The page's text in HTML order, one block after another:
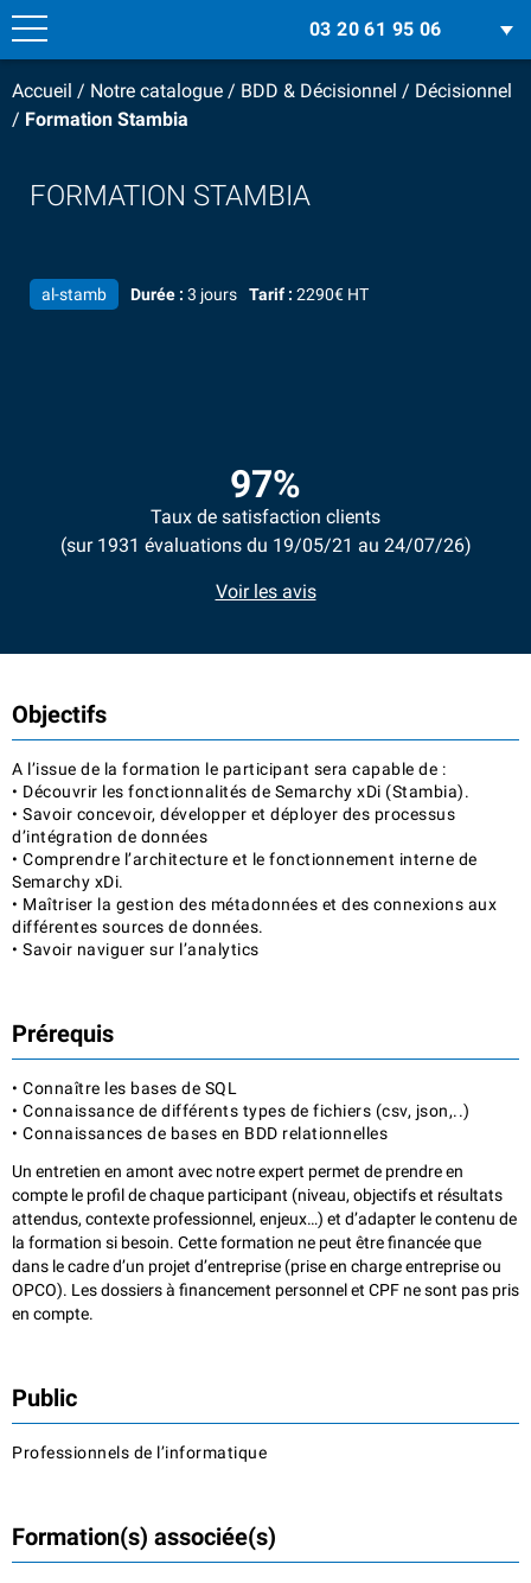
03 20 61 95 06
Accueil / Notre catalogue / BDD & Décisionnel / Décisionnel
/ Formation Stambia
FORMATION STAMBIA
al-stamb Durée : 3 jours Tarif : 2290€ HT
97%
Taux de satisfaction clients
(sur 1931 évaluations du 19/05/21 au 24/07/26)
Voir les avis
Objectifs
A l’issue de la formation le participant sera capable de :
• Découvrir les fonctionnalités de Semarchy xDi (Stambia).
• Savoir concevoir, développer et déployer des processus
d’intégration de données
• Comprendre l’architecture et le fonctionnement interne de
Semarchy xDi.
• Maîtriser la gestion des métadonnées et des connexions aux
différentes sources de données.
• Savoir naviguer sur l’analytics
Prérequis
• Connaître les bases de SQL
• Connaissance de différents types de fichiers (csv, json,..)
• Connaissances de bases en BDD relationnelles
Un entretien en amont avec notre expert permet de prendre en
compte le profil de chaque participant (niveau, objectifs et résultats
attendus, contexte professionnel, enjeux…) et d’adapter le contenu de
la formation si besoin. Cette formation ne peut être financée que
dans le cadre d’un projet d’entreprise (prise en charge entreprise ou
OPCO). Les dossiers à financement personnel et CPF ne sont pas pris
en compte.
Public
Professionnels de l’informatique
Formation(s) associée(s)